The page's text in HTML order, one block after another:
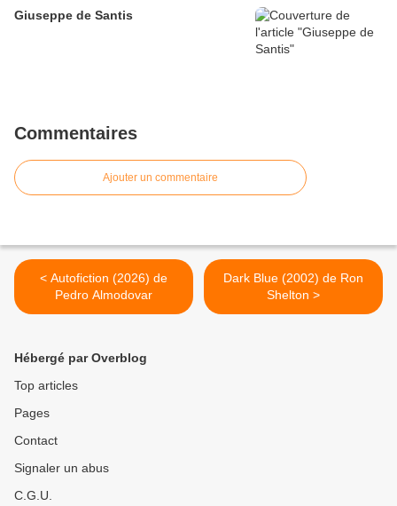
Giuseppe de Santis
Commentaires
Ajouter un commentaire
< Autofiction (2026) de
Pedro Almodovar
Dark Blue (2002) de Ron
Shelton >
Hébergé par Overblog
Top articles
Pages
Contact
Signaler un abus
C.G.U.